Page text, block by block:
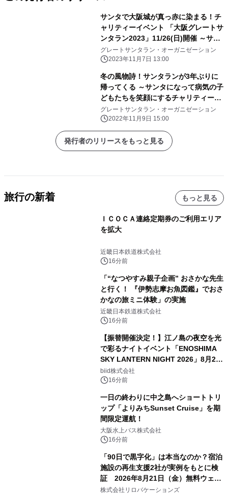
サンタで大阪城が真っ赤に染まる！チ
ャリティーイベント 「大阪グレートサ
ンタラン2023」11/26(日)開催 ～サン
タ姿で楽しく走って、病気の子どもた
ちを笑顔にしよう～
グレートサンタラン・オーガニゼーション
2023年11月7日 13:00
冬の風物詩！サンタランが3年ぶりに
帰ってくる ～サンタになって病気の子
どもたちを笑顔にするチャリティーラ
ン
グレートサンタラン・オーガニゼーション
2022年11月9日 15:00
発行者のリリースをもっと見る
旅行の新着 もっと見る
ＩＣＯＣＡ連絡定期券のご利用エリア
を拡大
近畿日本鉄道株式会社
16分前
「“なつやすみ親子企画” おさかな先生
と行く！ 『伊勢志摩お魚図鑑』でおさ
かなの旅ミニ体験」の実施
近畿日本鉄道株式会社
16分前
【振替開催決定！】江ノ島の夜空を光
で彩るナイトイベント「ENOSHIMA
SKY LANTERN NIGHT 2026」8月22
日(土)振替開催＆受付スタート！
biid株式会社
16分前
一日の終わりに中之島へショートトリ
ップ「よりみちSunset Cruise」を期
間限定運航！
大阪水上バス株式会社
16分前
「90日で黒字化」は本当なのか？宿泊
施設の再生支援2社が実例をもとに検
証 2026年8月21日（金）無料ウェビ
ナー開催
株式会社リロバケーションズ